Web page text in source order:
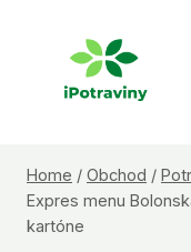
Home / Obchod /
Expres menu
kartóne